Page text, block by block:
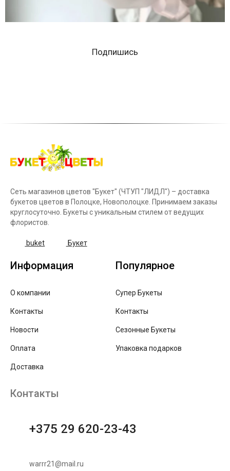
Подпишись
Сеть магазинов цветов "Букет" (ЧТУП "ЛИДЛ") – доставка
букетов цветов в Полоцке, Новополоцке. Принимаем заказы
круглосуточно. Букеты с уникальным стилем от ведущих
флористов.
buket Букет
Информация
О компании
Контакты
Новости
Оплата
Доставка
Популярное
Супер Букеты
Контакты
Сезонные Букеты
Упаковка подарков
Контакты
+375 29 620-23-43
warrr21@mail.ru